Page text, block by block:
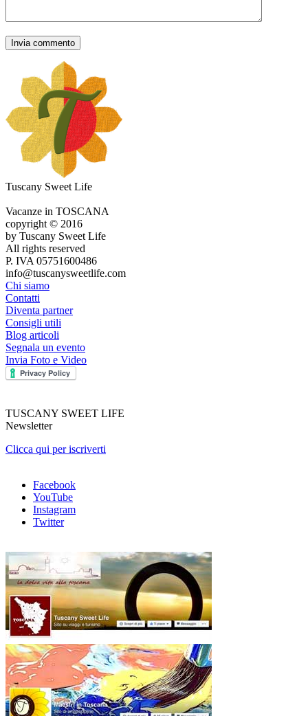
Tuscany Sweet Life
Vacanze in TOSCANA
copyright © 2016
by Tuscany Sweet Life
All rights reserved
P. IVA 05751600486
info@tuscanysweetlife.com
Chi siamo
Contatti
Diventa partner
Consigli utili
Blog articoli
Segnala un evento
Invia Foto e Video
TUSCANY SWEET LIFE
Newsletter
Clicca qui per iscriverti
Facebook
YouTube
Instagram
Twitter